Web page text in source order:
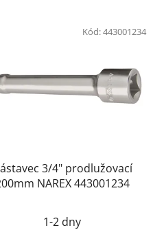
3/4" prodlužovací
NAREX 443001234
1-2 dny
Kód:443001234